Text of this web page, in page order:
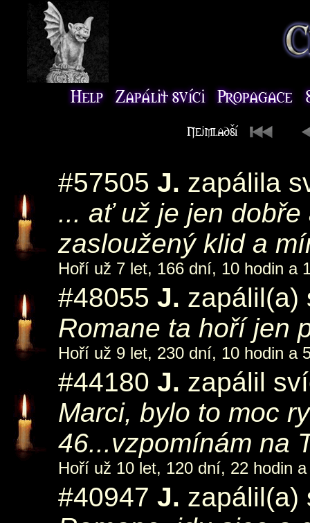
#57505 J. zapálila
... ať už je jen
zasloužený klid a
Hoří už 7 let, 166 dní, 10 hodin a
#48055 J.
Romane ta hoří jen
Hoří už 9 let, 230 dní, 10 hodin a
#44180 J. zapálil
Marci, bylo to moc
46...vzpomínám na
Hoří už 10 let, 120 dní, 22 hodin
#40947 J.